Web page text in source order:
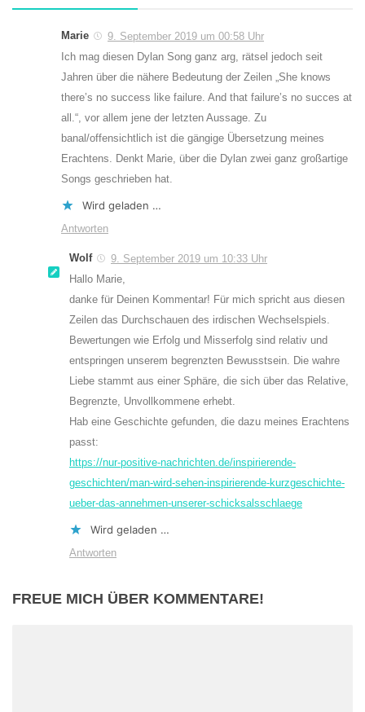
Marie
9. September 2019 um 00:58 Uhr
Ich mag diesen Dylan Song ganz arg, rätsel jedoch seit
Jahren über die nähere Bedeutung der Zeilen „She knows
there’s no success like failure. And that failure’s no succes at
all.“, vor allem jene der letzten Aussage. Zu
banal/offensichtlich ist die gängige Übersetzung meines
Erachtens. Denkt Marie, über die Dylan zwei ganz großartige
Songs geschrieben hat.
Wird geladen …
Antworten
Wolf
9. September 2019 um 10:33 Uhr
Hallo Marie,
danke für Deinen Kommentar! Für mich spricht aus diesen
Zeilen das Durchschauen des irdischen Wechselspiels.
Bewertungen wie Erfolg und Misserfolg sind relativ und
entspringen unserem begrenzten Bewusstsein. Die wahre
Liebe stammt aus einer Sphäre, die sich über das Relative,
Begrenzte, Unvollkommene erhebt.
Hab eine Geschichte gefunden, die dazu meines Erachtens
passt:
https://nur-positive-nachrichten.de/inspirierende-
geschichten/man-wird-sehen-inspirierende-kurzgeschichte-
ueber-das-annehmen-unserer-schicksalsschlaege
Wird geladen …
Antworten
FREUE MICH ÜBER KOMMENTARE!